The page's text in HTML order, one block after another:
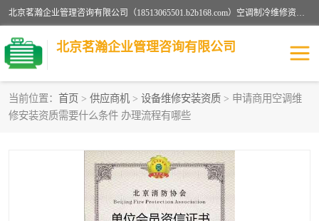
北京茗瀚企业管理咨询有限公司（18513065501.b2b168.com）空调制冷维修资质,油烟管道清洗资质,清洗行业资质公司秉承“顾客至上，锐意进缺的经营理念，我们提供高质量的产品，坚持“客户”的原则为广大客户提供贴心服务。如果你对公司的产品感兴趣，可以联系高经理，我们会用好的产品和服务让您满意。
北京茗瀚企业管理咨询有限公司
当前位置： 首页 > 供应商机 > 设备维修安装资质 > 申请商用空调维
修安装资质需要什么条件 办理流程有哪些
烟道清洗资质 设备维修安装资质
认证服务
防爆电气维修安装资质 空调制冷维修安装资质